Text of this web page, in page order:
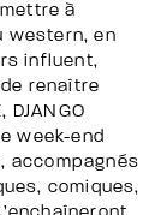
à
western, en
influent,
renaître
DJANGO
week-end
accompagnés
comiques,